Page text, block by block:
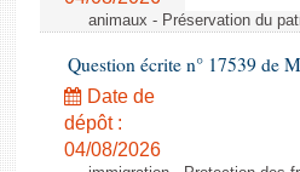
animaux - Préservation du
Question écrite n° 17539 de
Date de
dépôt :
04/08/2026